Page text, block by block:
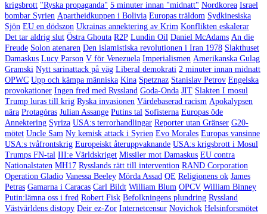
krigsbrott "Ryska propaganda" 5 minuter innan "midnatt" Nordkorea Israel
bombar Syrien Apartheidkuppen i Bolivia Europas träldom Sydkinesiska
Sjön EU en dödszon Ukrainas annektering av Krim Konflikten eskalerar
Det tar aldrig slut Östra Ghouta R2P Lundin Oil Daniel McAdams An die
Freude Solon atenaren Den islamistiska revolutionen i Iran 1978 Slakthuset
Damaskus Lucy Parson V för Venezuela Imperialismen Amerikanska Gulag
Gramski Nytt sarinattack på väg Liberal demokrati 2 minuter innan midnatt
OPWC Upp och kämpa människa Kina Spetznaz Stanislav Petrov Engelska
provokationer Ingen fred med Ryssland Goda-Onda JIT Slakten I mosul
Trump luras till krig Ryska invasionen Värdebaserad racism Apokalypsen
nära Protagóras Julian Assange Putins tal Sofisterna Europas öde
Annektering Syriza USA:s terrorhandlingar Reporter utan Gränser G20-
mötet Uncle Sam Ny kemisk attack i Syrien Evo Morales Europas vansinne
USA:s tvåfrontskrig Europeiskt återuppvaknande USA:s krigsbrott i Mosul
Trumps FN-tal III:e Världskriget Missiler mot Damaskus EU contra
Nationalstaten MH17 Rysslands rätt till intervention RAND Corporation
Operation Gladio Vanessa Beeley Mörda Assad QE Religionens ok James
Petras Gamarna i Caracas Carl Bildt William Blum OPCV William Binney
Putin:lämna oss i fred Robert Fisk Befolkningens plundring Ryssland
Västvärldens distopy Deir ez-Zor Internetcensur Novichok Helsinforsmötet